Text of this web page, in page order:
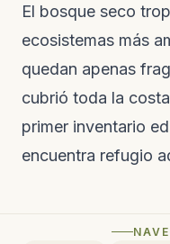
El bosque seco
ecosistemas más
quedan apenas
cubrió toda la
primer inventario
encuentra refugio